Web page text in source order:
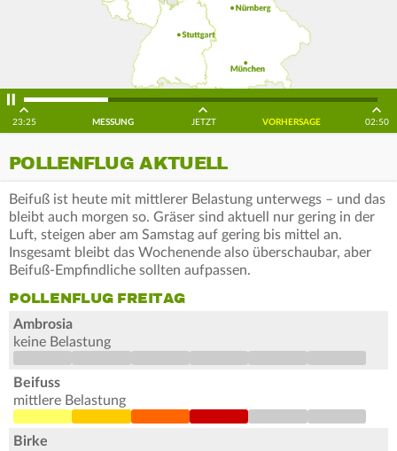
23:25 MESSUNG JETZT VORHERSAGE 02:50
POLLENFLUG AKTUELL
Beifuß ist heute mit mittlerer Belastung unterwegs – und das
bleibt auch morgen so. Gräser sind aktuell nur gering in der
Luft, steigen aber am Samstag auf gering bis mittel an.
Insgesamt bleibt das Wochenende also überschaubar, aber
Beifuß-Empfindliche sollten aufpassen.
POLLENFLUG FREITAG
Ambrosia
keine Belastung
Beifuss
mittlere Belastung
Birke